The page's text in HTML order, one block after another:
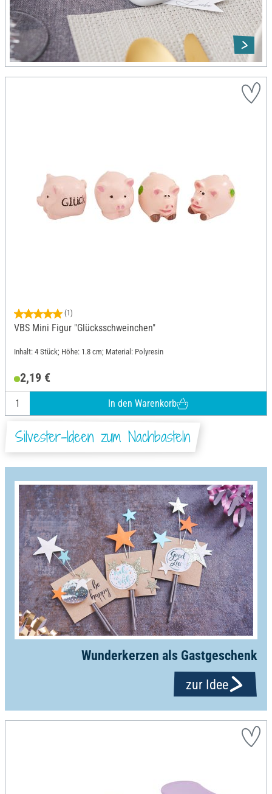
(1)
VBS Mini Figur "Glücksschweinchen"
Inhalt: 4 Stück; Höhe: 1.8 cm; Material: Polyresin
2,19 €
In den Warenkorb
Silvester-Ideen zum Nachbasteln
Wunderkerzen als Gastgeschenk
zur Idee